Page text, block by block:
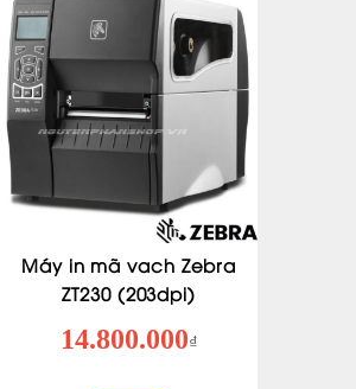
Máy in mã vach Zebra
ZT230 (203dpi)
14.800.000₫